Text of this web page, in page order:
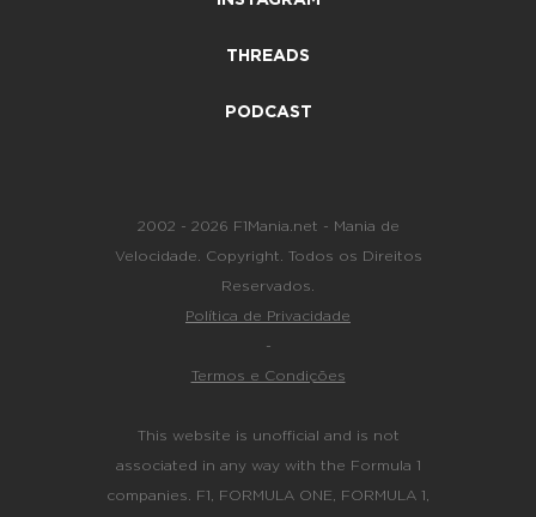
THREADS
PODCAST
2002 - 2026 F1Mania.net - Mania de
Velocidade. Copyright. Todos os Direitos
Reservados.
Política de Privacidade
-
Termos e Condições
This website is unofficial and is not
associated in any way with the Formula 1
companies. F1, FORMULA ONE, FORMULA 1,